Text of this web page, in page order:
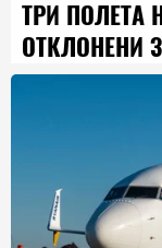
ТРИ ПОЛЕТА
ОТКЛОНЕНИ